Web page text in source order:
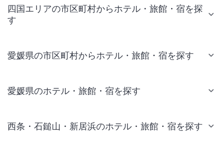
四国エリアの市区町村からホテル・旅館・宿を探
す
愛媛県の市区町村からホテル・旅館・宿を探す
愛媛県のホテル・旅館・宿を探す
西条・石鎚山・新居浜のホテル・旅館・宿を探す